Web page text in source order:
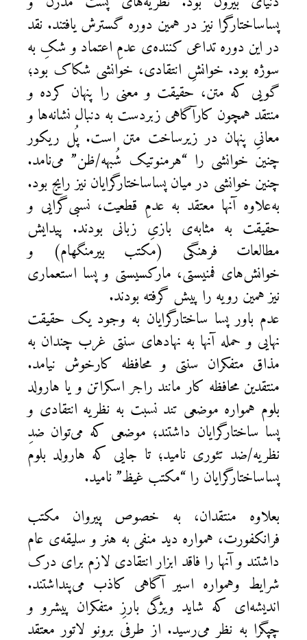
پساساختارگرا نیز در همین دوره گسترش یافتند. نقد
در این دوره تداعی کننده‌ی عدمِ اعتماد و شکِ به
سوژه بود. خوانشِ انتقادی، خوانشی شکاک بود؛
گویی که متن، حقیقت و معنی را پنهان کرده و
منتقد همچون کارآگاهی زبردست به دنبال نشانه‌ها و
معانیِ پنهان در زیرساخت متن است. پُل ریکور
چنین خوانشی را “هرمنوتیک شُبهه/ظن” می‌نامد.
چنین خوانشی در میان پساساختارگرایان نیز رایج بود.
به‌علاوه آنها معتقد به عدمِ قطعیت، نسبی‌گرایی و
حقیقت به مثابه‌ی بازیِ زبانی بودند. پیدایش
مطالعات فرهنگی (مکتب بیرمنگهام) و
خوانش‌های فمنیستی، مارکسیستی و پسا استعماری
نیز همین رویه را پیش گرفته بودند.
عدم باور پسا ساختارگرایان به وجود یک حقیقت
نهایی و حمله آنها به نهادهای سنتی غرب چندان به
مذاق متفکران سنتی و محافظه کارخوش نیامد.
منتقدین محافظه کار مانند راجر اسکراتن و یا هارولد
بلوم همواره موضعی تند نسبت به نظریه انتقادی و
پسا ساختارگرایان داشتند؛ موضعی که می‌توان ضدِ
نظریه/ضد تئوری نامید؛ تا جایی که هارولد بلوم
پساساختارگرایان را “مکتب غیظ” نامید.
بعلاوه منتقدان، به خصوص پیروان مکتب
فرانکفورت، همواره دید منفی به هنر و سلیقه‌ی عام
داشتند و آنها را فاقد ابزار انتقادی لازم برای درک
شرایط وهمواره اسیر آگاهی کاذب می‌پنداشتند.
اندیشه‌ای که شاید ویژگی بارزِ متفکران پیشرو و
چپگرا به نظر می‌رسید. از طرفی برونو لاتور معتقد